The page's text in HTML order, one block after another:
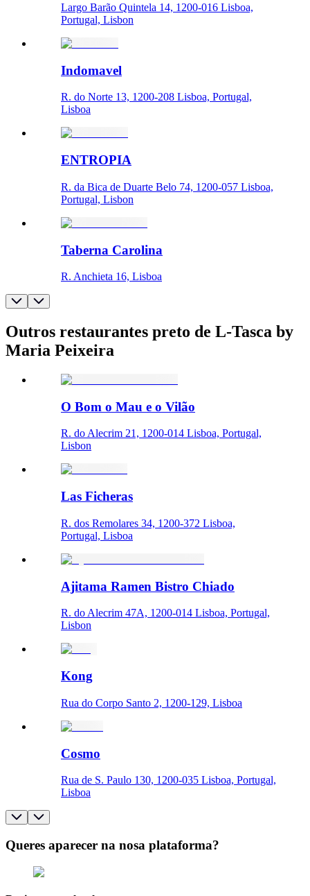
Largo Barão Quintela 14, 1200-016 Lisboa,
Portugal, Lisbon
Indomavel
R. do Norte 13, 1200-208 Lisboa, Portugal,
Lisboa
ENTROPIA
R. da Bica de Duarte Belo 74, 1200-057 Lisboa,
Portugal, Lisbon
Taberna Carolina
R. Anchieta 16, Lisboa
Outros restaurantes preto de L-Tasca by
Maria Peixeira
O Bom o Mau e o Vilão
R. do Alecrim 21, 1200-014 Lisboa, Portugal,
Lisbon
Las Ficheras
R. dos Remolares 34, 1200-372 Lisboa,
Portugal, Lisboa
Ajitama Ramen Bistro Chiado
R. do Alecrim 47A, 1200-014 Lisboa, Portugal,
Lisbon
Kong
Rua do Corpo Santo 2, 1200-129, Lisboa
Cosmo
Rua de S. Paulo 130, 1200-035 Lisboa, Portugal,
Lisboa
Queres aparecer na nosa plataforma?